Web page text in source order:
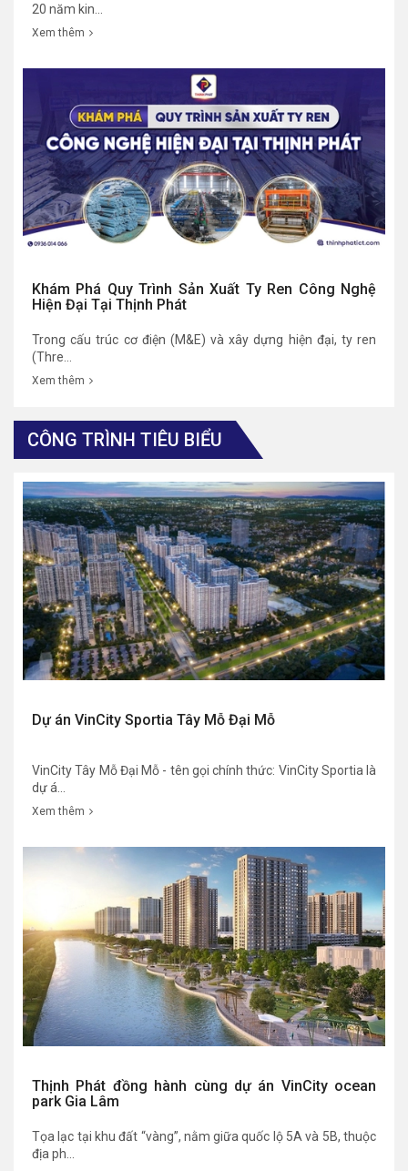
20 năm kin...
Xem thêm
Khám Phá Quy Trình Sản Xuất Ty Ren Công Nghệ
Hiện Đại Tại Thịnh Phát
Trong cấu trúc cơ điện (M&E) và xây dựng hiện đại, ty ren
(Thre...
Xem thêm
CÔNG TRÌNH TIÊU BIỂU
Dự án VinCity Sportia Tây Mỗ Đại Mỗ
VinCity Tây Mỗ Đại Mỗ - tên gọi chính thức: VinCity Sportia là
dự á...
Xem thêm
Thịnh Phát đồng hành cùng dự án VinCity ocean
park Gia Lâm
Tọa lạc tại khu đất “vàng”, nằm giữa quốc lộ 5A và 5B, thuộc
địa ph...